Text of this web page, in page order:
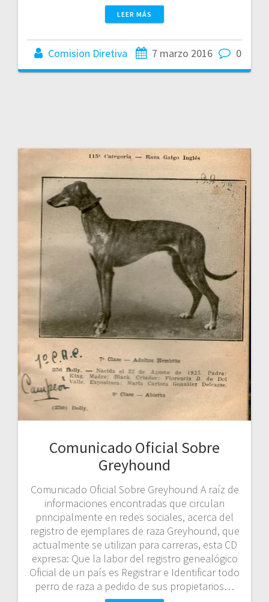
LEER MÁS
Comision Diretiva 7 marzo 2016 0
Comunicado Oficial Sobre
Greyhound
Comunicado Oficial Sobre Greyhound A raíz de
informaciones encontradas que circulan
principalmente en redes sociales, acerca del
registro de ejemplares de raza Greyhound, que
actualmente se utilizan para carreras, esta CD
expresa: Que la labor del registro genealógico
Oficial de un país es Registrar e Identificar todo
perro de raza a pedido de sus propietarios…